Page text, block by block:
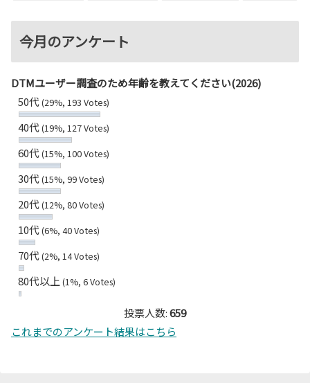
今月のアンケート
DTMユーザー調査のため年齢を教えてください(2026)
50代(29%, 193 Votes)
40代(19%, 127 Votes)
60代(15%, 100 Votes)
30代(15%, 99 Votes)
20代(12%, 80 Votes)
10代(6%, 40 Votes)
70代(2%, 14 Votes)
80代以上 (1%, 6 Votes)
投票人数:659
これまでのアンケート結果はこちら